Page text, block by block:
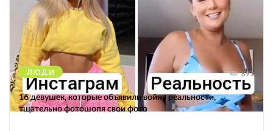
ЛЮДИ 891
16 девушек, которые объявили войну реальности,
тщательно фотошопя свои фото